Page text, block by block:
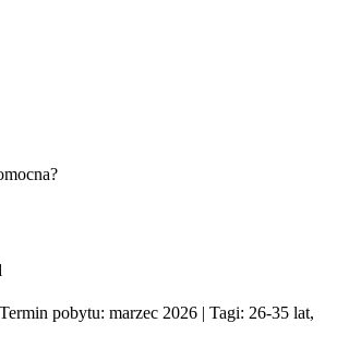
pobytu: marzec 2026 | Tagi: 26-35 lat,